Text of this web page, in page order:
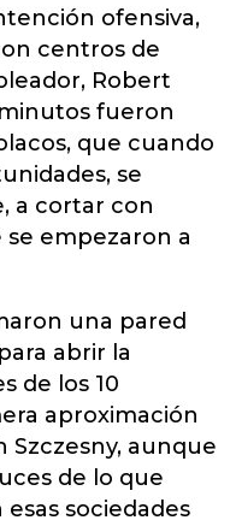
ofensiva,
centros de
Robert
fueron
que cuando
se
a cortar con
empezaron a
una pared
abrir la
de los 10
aproximación
Szczesny, aunque
de lo que
sociedades